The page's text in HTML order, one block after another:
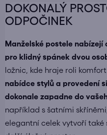
DOKONALÝ
ODPOČINEK
Manželské postele
pro klidný spánek dvou
ložnic, kde hraje roli komfort
nabídce stylů a provedení
dokonale zapadne do
například s šatními skříněmi
elegantní celek vytvoří také